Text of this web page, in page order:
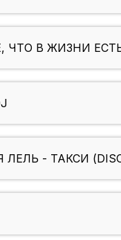
В ЖИЗНИ ЕСТЬ
- ТАКСИ